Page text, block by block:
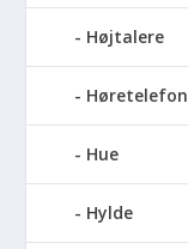
Højtalere
Høretelefon
Hue
Hylde